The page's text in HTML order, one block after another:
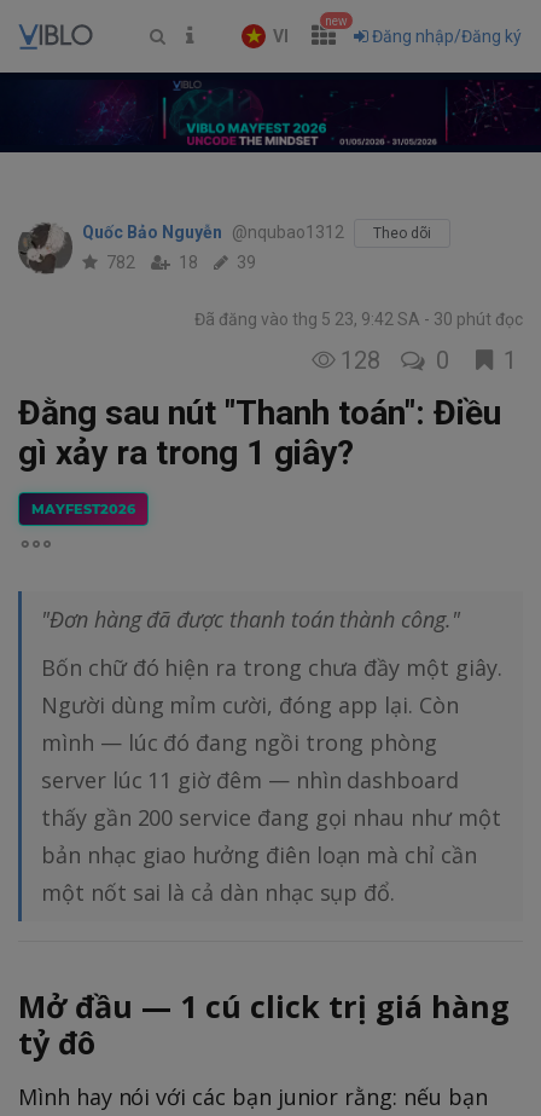
VI
new
Đăng nhập/Đăng ký
Quốc Bảo Nguyễn @nqubao1312 Theo dõi
782 18 39
Đã đăng vào thg 5 23, 9:42 SA 30 phút đọc
128 0 1
Đằng sau nút "Thanh toán": Điều
gì xảy ra trong 1 giây?
MAYFEST2026
"Đơn hàng đã được thanh toán thành công."
Bốn chữ đó hiện ra trong chưa đầy một giây.
Người dùng mỉm cười, đóng app lại. Còn
mình — lúc đó đang ngồi trong phòng
server lúc 11 giờ đêm — nhìn dashboard
thấy gần 200 service đang gọi nhau như một
bản nhạc giao hưởng điên loạn mà chỉ cần
một nốt sai là cả dàn nhạc sụp đổ.
Mở đầu — 1 cú click trị giá hàng
tỷ đô
Mình hay nói với các bạn junior rằng: nếu bạn